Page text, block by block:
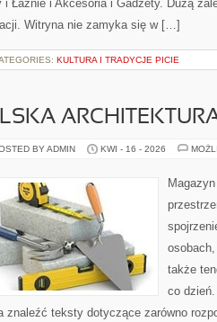
i Łaźnie i Akcesoria i Gadżety. Dużą
Witryna nie zamyka się w […]
KULTURA I TRADYCJE PICIE
BY ADMIN KWI - 16 - 2026
także
co
znaleźć teksty dotyczące zarówno